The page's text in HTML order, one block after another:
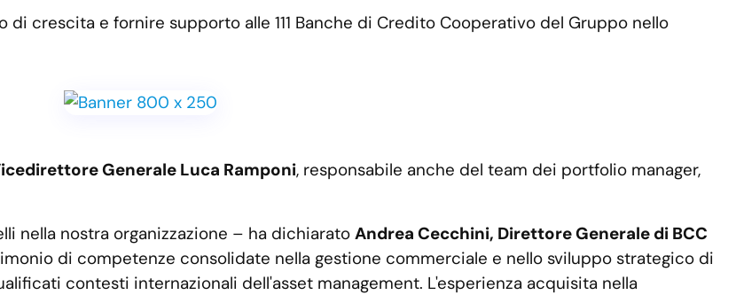
di crescita e fornire supporto alle 111 Banche di Credito Cooperativo del Gruppo nello
Generale Luca Ramponi, responsabile anche del team dei portfolio manager,
nella nostra organizzazione – ha dichiarato Andrea Cecchini, Direttore Generale di BCC
di competenze consolidate nella gestione commerciale e nello sviluppo strategico di
contesti internazionali dell'asset management. L'esperienza acquisita nella